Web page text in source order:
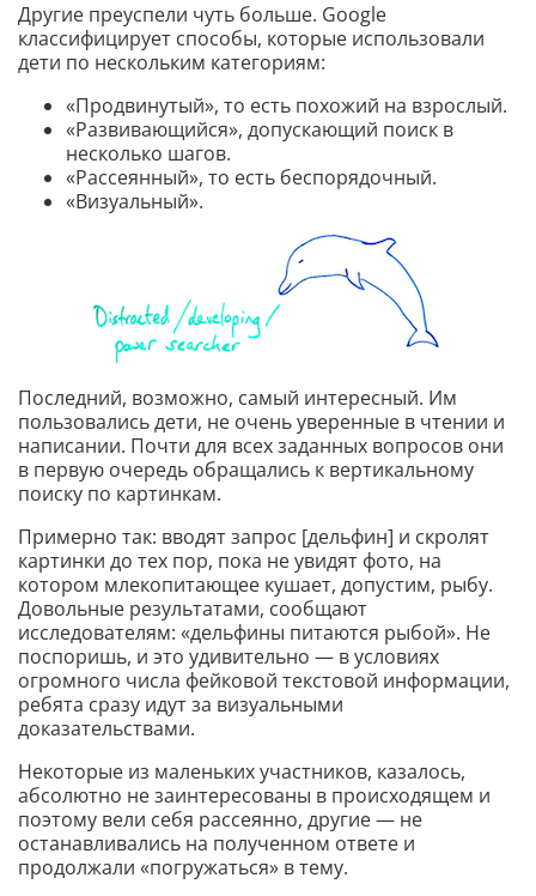
Другие преуспели чуть больше. Google
классифицирует способы, которые использовали
дети по нескольким категориям:
«Продвинутый», то есть похожий на взрослый.
«Развивающийся», допускающий поиск в
несколько шагов.
«Рассеянный», то есть беспорядочный.
«Визуальный».
Последний, возможно, самый интересный. Им
пользовались дети, не очень уверенные в чтении и
написании. Почти для всех заданных вопросов они
в первую очередь обращались к вертикальному
поиску по картинкам.
Примерно так: вводят запрос [дельфин] и скролят
картинки до тех пор, пока не увидят фото, на
котором млекопитающее кушает, допустим, рыбу.
Довольные результатами, сообщают
исследователям: «дельфины питаются рыбой». Не
поспоришь, и это удивительно — в условиях
огромного числа фейковой текстовой информации,
ребята сразу идут за визуальными
доказательствами.
Некоторые из маленьких участников, казалось,
абсолютно не заинтересованы в происходящем и
поэтому вели себя рассеянно, другие — не
останавливались на полученном ответе и
продолжали «погружаться» в тему.